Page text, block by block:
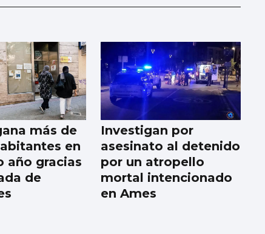
más de
en
año gracias
de
Investigan por
asesinato al detenido
por un atropello
mortal intencionado
en Ames